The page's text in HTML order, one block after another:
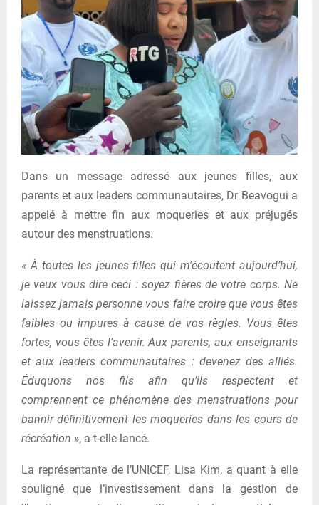
Dans un message adressé aux jeunes filles, aux
parents et aux leaders communautaires, Dr Beavogui a
appelé à mettre fin aux moqueries et aux préjugés
autour des menstruations.
« À toutes les jeunes filles qui m’écoutent aujourd’hui,
je veux vous dire ceci : soyez fières de votre corps. Ne
laissez jamais personne vous faire croire que vous êtes
faibles ou impures à cause de vos règles. Vous êtes
fortes, vous êtes l’avenir.Aux parents, aux enseignants
et aux leaders communautaires : devenez des alliés.
Éduquons nos fils afin qu’ils respectent et
comprennent ce phénomène des menstruations pour
bannir définitivement les moqueries dans les cours de
récréation », a-t-elle lancé.
La représentante de l’UNICEF, Lisa Kim, a quant à elle
souligné que l’investissement dans la gestion de